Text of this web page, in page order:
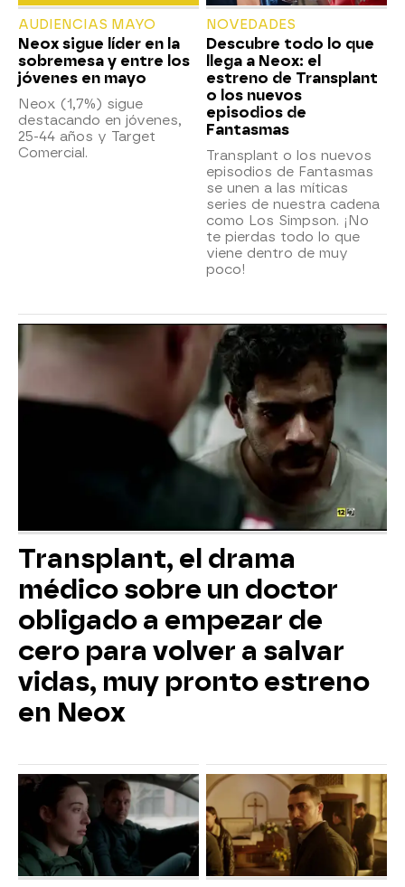
AUDIENCIAS MAYO
Neox sigue líder en la
sobremesa y entre los
jóvenes en mayo
Neox (1,7%) sigue
destacando en jóvenes,
25-44 años y Target
Comercial.
NOVEDADES
Descubre todo lo que
llega a Neox: el
estreno de Transplant
o los nuevos
episodios de
Fantasmas
Transplant o los nuevos
episodios de Fantasmas
se unen a las míticas
series de nuestra cadena
como Los Simpson. ¡No
te pierdas todo lo que
viene dentro de muy
poco!
Transplant, el drama
médico sobre un doctor
obligado a empezar de
cero para volver a salvar
vidas, muy pronto estreno
en Neox